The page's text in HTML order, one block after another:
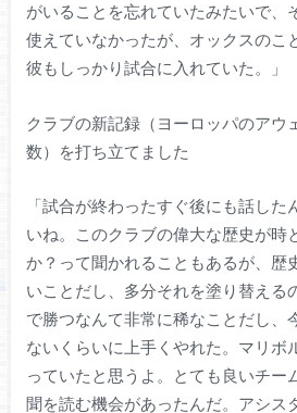
がいることを忘れていたみたいで、
使えていなかったが、オックスのこ
彼もしっかり試合に入れていた。」
クラブの新記録（ヨーロッパのアウ
数）を打ち立てました
「試合が終わったすぐ後にも話し
いね。このクラブの偉大な歴史が時
か？って聞かれることもあるが、歴
いことだし、多分それを塗り替える
で勝つなんて非常に稀なことだし、
ないくらいに上手くやれた。マリボ
っていたと思うよ。とても良いチー
聞を読む機会があったんだ。アシス